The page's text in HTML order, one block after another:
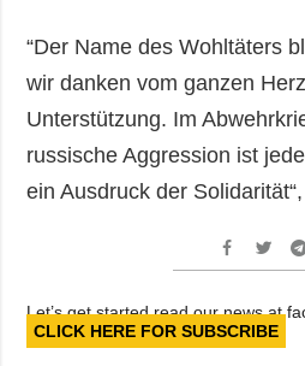
“Der Name des Wohltäters
wir danken vom ganzen
Unterstützung. Im
russische Aggression ist
ein Ausdruck der
Let’s get started read our news at
CLICK HERE FOR SUBSCRIBE